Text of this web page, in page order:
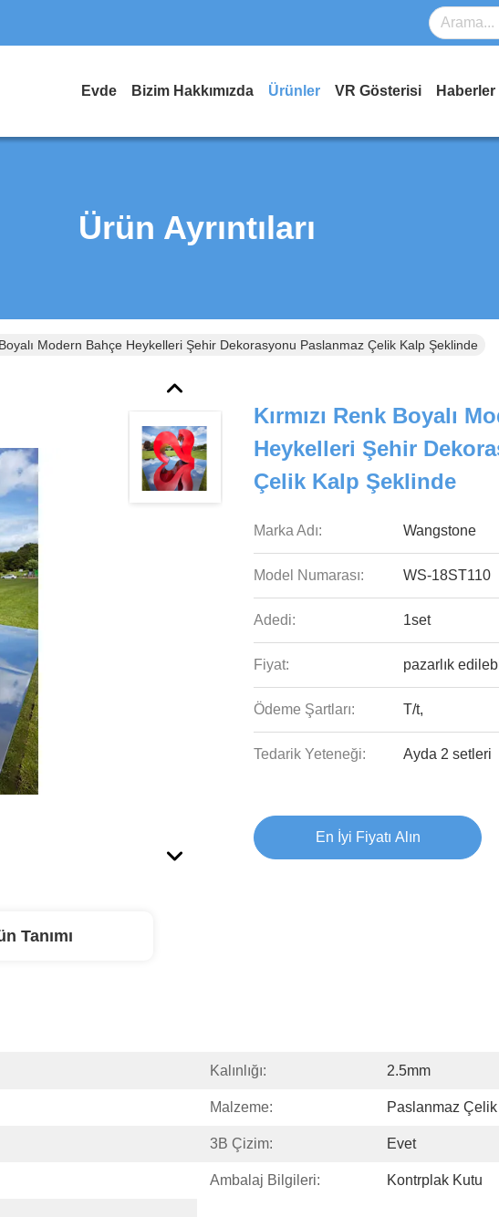
Evde Bizim Hakkımızda Ürünler VR Gösterisi Haberler
Ürün Ayrıntıları
Boyalı Modern Bahçe Heykelleri Şehir Dekorasyonu Paslanmaz Çelik Kalp Şeklinde
Kırmızı Renk Boyalı
Heykelleri Şehir
Çelik Kalp Şeklinde
Marka Adı: Wangstone
Model Numarası: WS-18ST110
Adedi: 1set
Fiyat: pazarlık
Ödeme Şartları: T/t,
Tedarik Yeteneği: Ayda 2 setleri
En İyi Fiyatı Alın
Tanımı
Kalınlığı: 2.5mm
Malzeme: Paslanmaz Çelik
3B Çizim: Evet
Ambalaj Bilgileri: Kontrplak Kutu